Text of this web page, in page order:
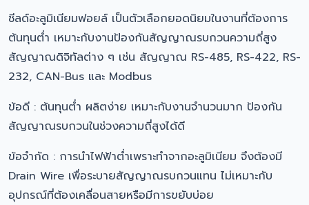
ชีลด์อะลูมิเนียมฟอยล์ เป็นตัวเลือกยอดนิยมในงานที่ต้องการ
ต้นทุนต่ำ เหมาะกับงานป้องกันสัญญาณรบกวนความถี่สูง
สัญญาณดิจิทัลต่าง ๆ เช่น สัญญาณ RS-485, RS-422, RS-
232, CAN-Bus และ Modbus
ข้อดี : ต้นทุนต่ำ ผลิตง่าย เหมาะกับงานจำนวนมาก ป้องกัน
สัญญาณรบกวนในช่วงความถี่สูงได้ดี
ข้อจำกัด : การนำไฟฟ้าต่ำเพราะทำจากอะลูมิเนียม จึงต้องมี
Drain Wire เพื่อระบายสัญญาณรบกวนแทน ไม่เหมาะกับ
อุปกรณ์ที่ต้องเคลื่อนสายหรือมีการขยับบ่อย